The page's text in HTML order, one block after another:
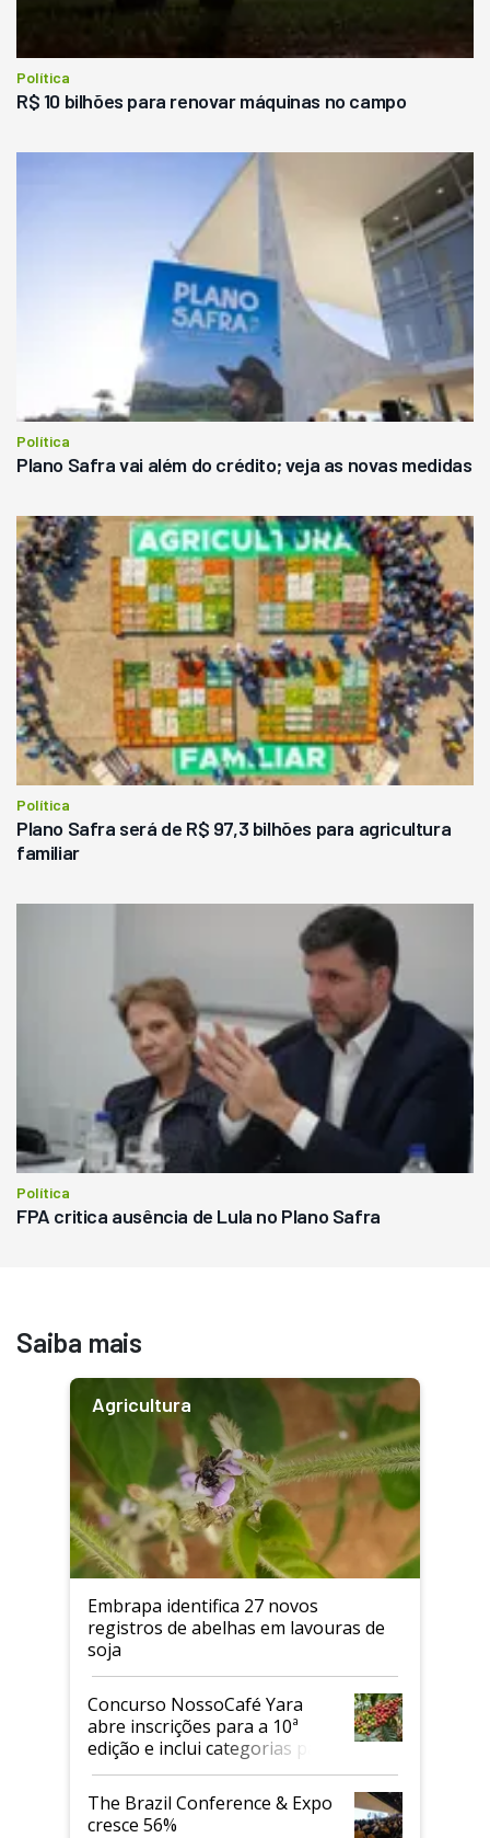
Política
R$ 10 bilhões para renovar máquinas no campo
Política
Plano Safra vai além do crédito; veja as novas medidas
Política
Plano Safra será de R$ 97,3 bilhões para agricultura
familiar
Política
FPA critica ausência de Lula no Plano Safra
Saiba mais
Agricultura
Embrapa identifica 27 novos
registros de abelhas em lavouras de
soja
Concurso NossoCafé Yara
abre inscrições para a 10ª
edição e inclui categorias para
cafés Canephora
The Brazil Conference & Expo
cresce 56%